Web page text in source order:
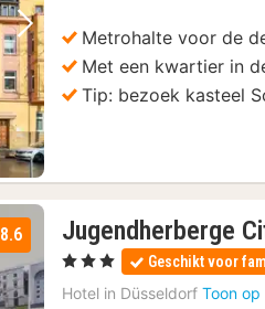
Volgende foto
Metrohalte voor de
Met een kwartier in
Tip: bezoek kasteel
8.6 Jugendherberge
, 3 Sterren Geschikt voor
Hotel in Düsseldorf Toon